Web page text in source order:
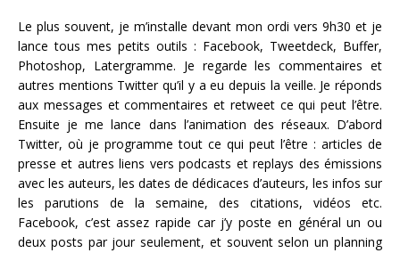
Le plus souvent, je m’installe devant mon ordi vers 9h30 et je
lance tous mes petits outils : Facebook, Tweetdeck, Buffer,
Photoshop, Latergramme. Je regarde les commentaires et
autres mentions Twitter qu’il y a eu depuis la veille. Je réponds
aux messages et commentaires et retweet ce qui peut l’être.
Ensuite je me lance dans l’animation des réseaux. D’abord
Twitter, où je programme tout ce qui peut l’être : articles de
presse et autres liens vers podcasts et replays des émissions
avec les auteurs, les dates de dédicaces d’auteurs, les infos sur
les parutions de la semaine, des citations, vidéos etc.
Facebook, c’est assez rapide car j’y poste en général un ou
deux posts par jour seulement, et souvent selon un planning